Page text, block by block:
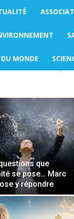
MONDE
au
que
se pose… Marc
y répondre